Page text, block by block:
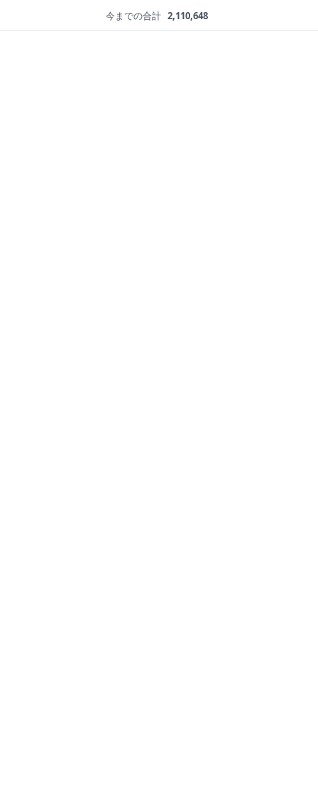
今までの合計 2,110,648